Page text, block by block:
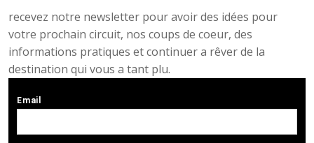
recevez notre newsletter pour avoir des idées pour
votre prochain circuit, nos coups de coeur, des
informations pratiques et continuer a rêver de la
destination qui vous a tant plu.